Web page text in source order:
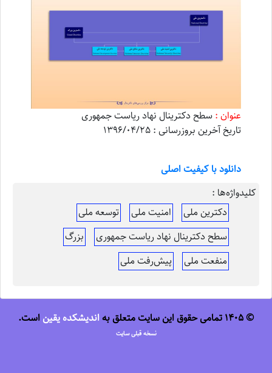
عنوان : سطح دکترینال نهاد ریاست جمهوری
تاریخ آخرین بروزرسانی : 1396/04/25
دانلود با کیفیت اصلی
کلیدواژه‌ها :
دکترین ملی
امنیت ملی
توسعه ملی
سطح دکترینال نهاد ریاست جمهوری
بزرگ
منفعت ملی
پیش‌رفت ملی
© 1405 تمامی حقوق این سایت متعلق به اندیشکده یقین است.
نسخه قبلی سایت